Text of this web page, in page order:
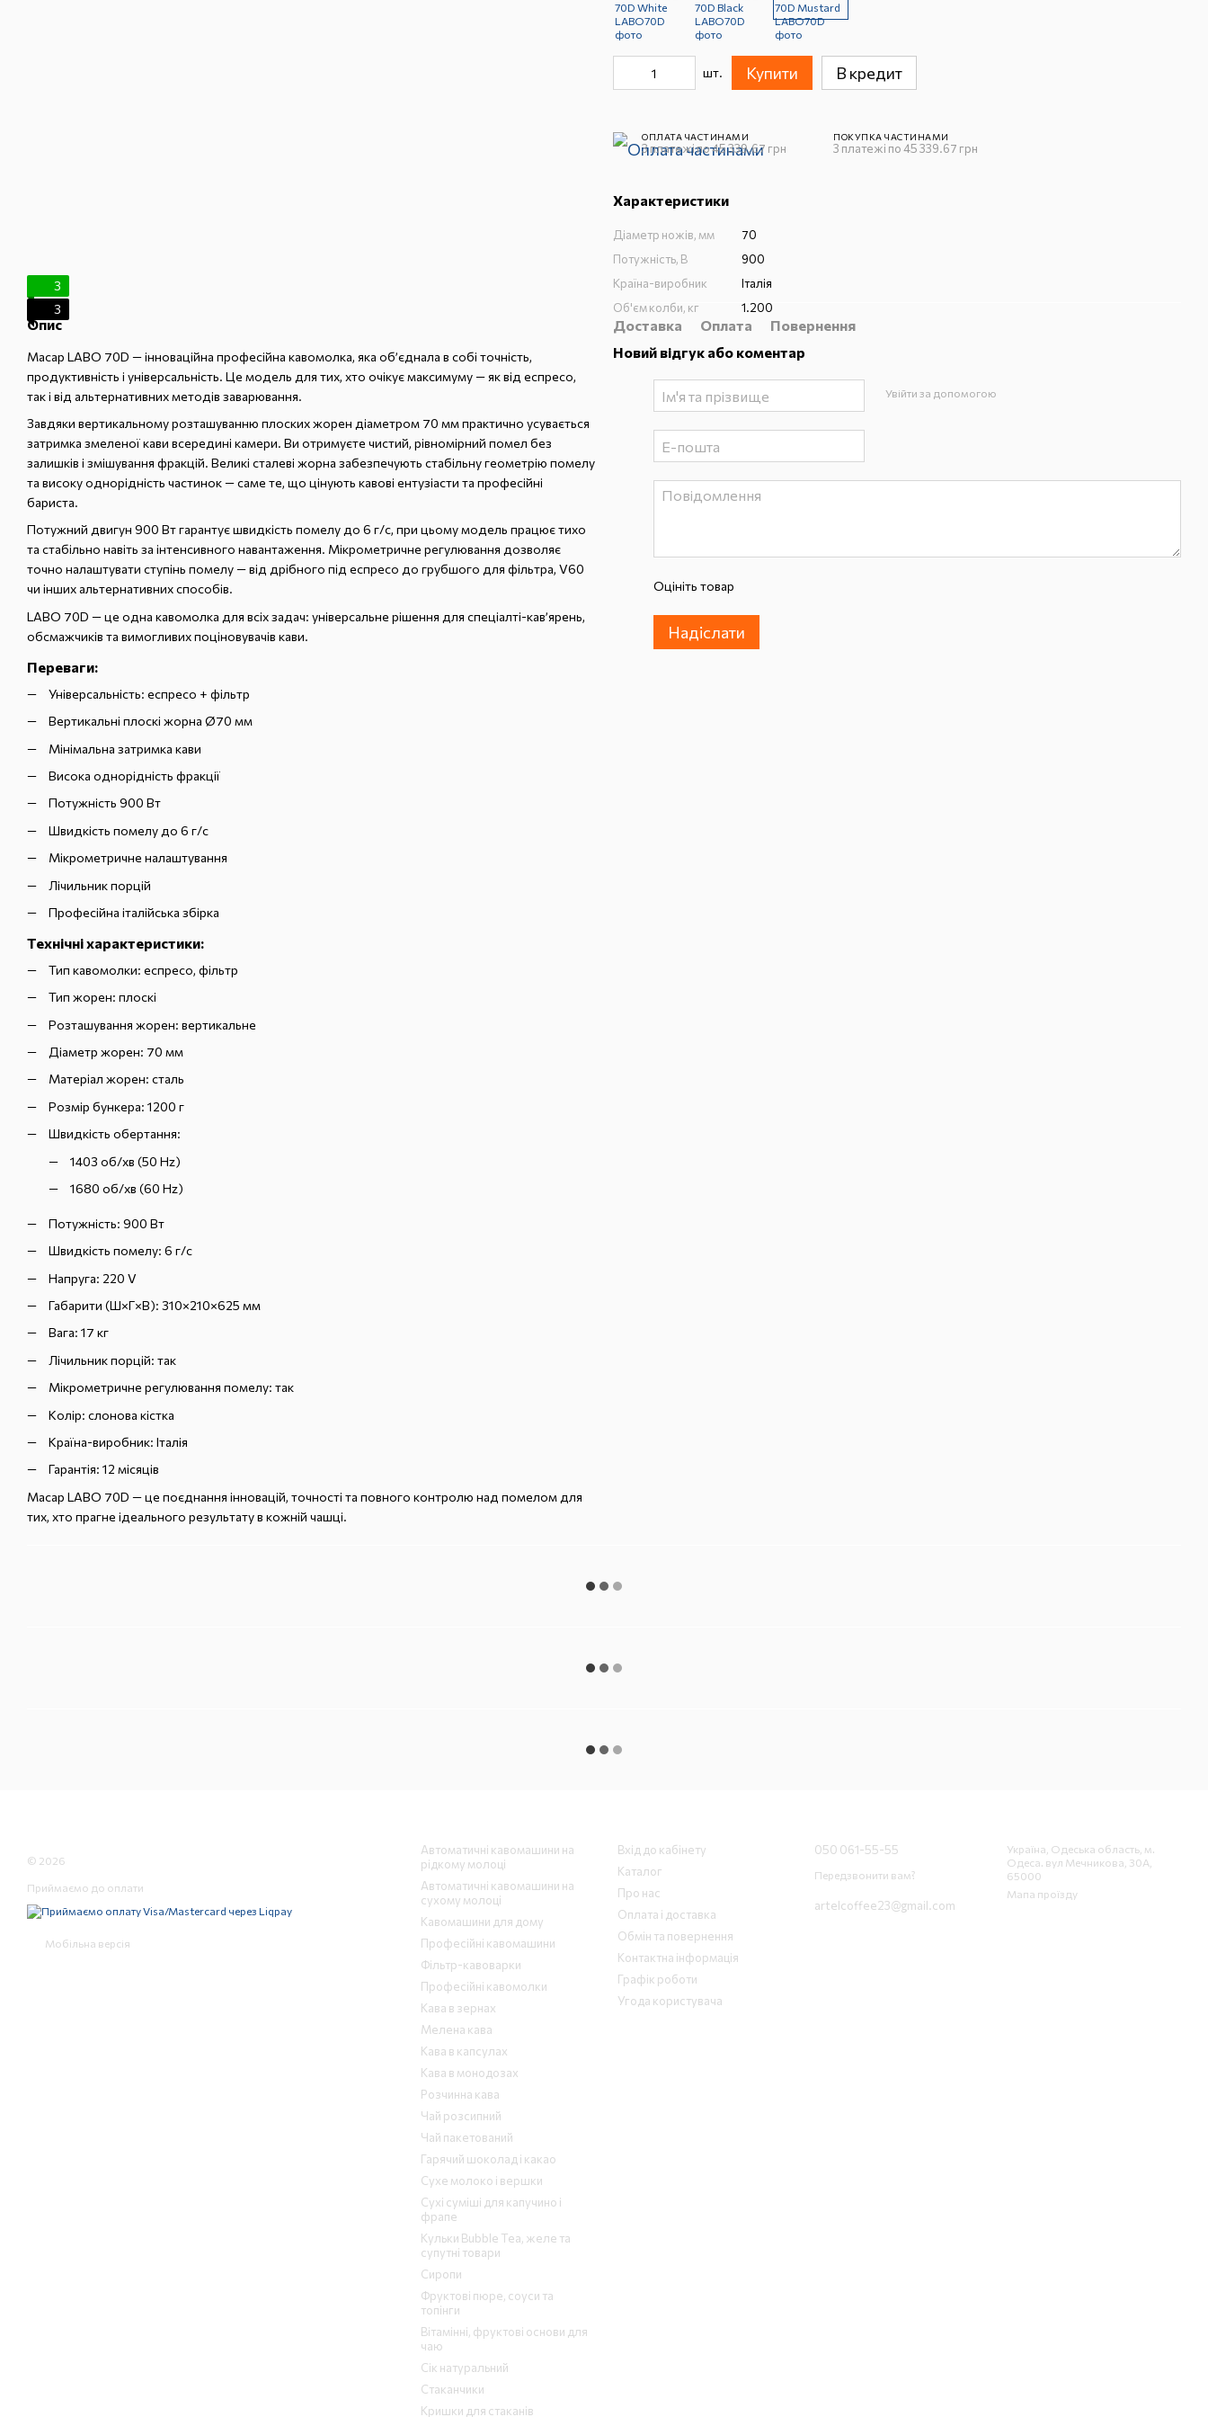
3
3
Опис
Macap LABO 70D — інноваційна професійна кавомолка, яка об’єднала в собі точність,
продуктивність і універсальність. Це модель для тих, хто очікує максимуму — як від еспресо,
так і від альтернативних методів заварювання.
Завдяки вертикальному розташуванню плоских жорен діаметром 70 мм практично усувається
затримка змеленої кави всередині камери. Ви отримуєте чистий, рівномірний помел без
залишків і змішування фракцій. Великі сталеві жорна забезпечують стабільну геометрію помелу
та високу однорідність частинок — саме те, що цінують кавові ентузіасти та професійні
бариста.
Потужний двигун 900 Вт гарантує швидкість помелу до 6 г/с, при цьому модель працює тихо
та стабільно навіть за інтенсивного навантаження. Мікрометричне регулювання дозволяє
точно налаштувати ступінь помелу — від дрібного під еспресо до грубшого для фільтра, V60
чи інших альтернативних способів.
LABO 70D — це одна кавомолка для всіх задач: універсальне рішення для спеціалті-кав’ярень,
обсмажчиків та вимогливих поціновувачів кави.
Переваги:
Універсальність: еспресо + фільтр
Вертикальні плоскі жорна Ø70 мм
Мінімальна затримка кави
Висока однорідність фракції
Потужність 900 Вт
Швидкість помелу до 6 г/с
Мікрометричне налаштування
Лічильник порцій
Професійна італійська збірка
Технічні характеристики:
Тип кавомолки: еспресо, фільтр
Тип жорен: плоскі
Розташування жорен: вертикальне
Діаметр жорен: 70 мм
Матеріал жорен: сталь
Розмір бункера: 1200 г
Швидкість обертання:
1403 об/хв (50 Hz)
1680 об/хв (60 Hz)
Потужність: 900 Вт
Швидкість помелу: 6 г/с
Напруга: 220 V
Габарити (Ш×Г×В): 310×210×625 мм
Вага: 17 кг
Лічильник порцій: так
Мікрометричне регулювання помелу: так
Колір: слонова кістка
Країна-виробник: Італія
Гарантія: 12 місяців
Macap LABO 70D — це поєднання інновацій, точності та повного контролю над помелом для
тих, хто прагне ідеального результату в кожній чашці.
шт. Купити В кредит
ОПЛАТА ЧАСТИНАМИ
3 платежі по 45 339.67 грн
ПОКУПКА ЧАСТИНАМИ
3 платежі по 45 339.67 грн
Характеристики
Діаметр ножів, мм
70
Потужність, В
900
Країна-виробник
Італія
Об'єм колби, кг
1.200
Доставка Оплата
Повернення
Новий відгук або коментар
Увійти за допомогою
Оцініть товар
Надіслати
© 2026
Приймаємо до оплати
Мобільна версія
Автоматичні кавомашини на
рідкому молоці
Автоматичні кавомашини на
сухому молоці
Кавомашини для дому
Професійні кавомашини
Фільтр-кавоварки
Професійні кавомолки
Кава в зернах
Мелена кава
Кава в капсулах
Кава в монодозах
Розчинна кава
Чай розсипний
Чай пакетований
Гарячий шоколад і какао
Сухе молоко і вершки
Сухі суміші для капучино і
фрапе
Кульки Bubble Tea, желе та
супутні товари
Сиропи
Фруктові пюре, соуси та
топінги
Вітамінні, фруктові основи для
чаю
Сік натуральний
Стаканчики
Кришки для стаканів
Вхід до кабінету
Каталог
Про нас
Оплата і доставка
Обмін та повернення
Контактна інформація
Графік роботи
Угода користувача
050 061-55-55
Передзвонити вам?
artelcoffee23@gmail.com
Україна, Одеська область, м.
Одеса. вул Мечникова, 30А,
65000
Мапа проїзду